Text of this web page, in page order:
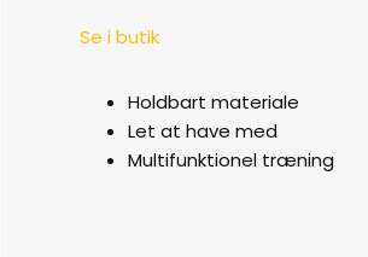
Se i butik
Holdbart materiale
Let at have med
Multifunktionel træning